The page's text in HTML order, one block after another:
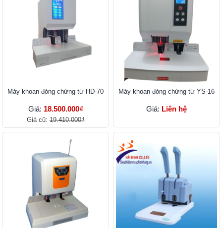
Máy khoan đóng chứng từ HD-70
Giá: 18.500.000₫
Giá cũ:19.410.000₫
Máy khoan đóng chứng từ YS-16
Giá: Liên hệ